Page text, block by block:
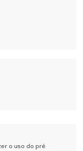
o uso do pré